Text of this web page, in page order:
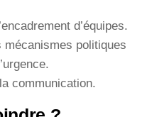
d’équipes.
mécanismes politiques
communication.